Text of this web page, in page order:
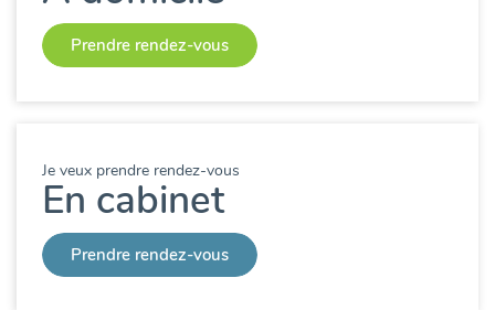
Prendre rendez-vous
Je veux prendre rendez-vous
En cabinet
Prendre rendez-vous